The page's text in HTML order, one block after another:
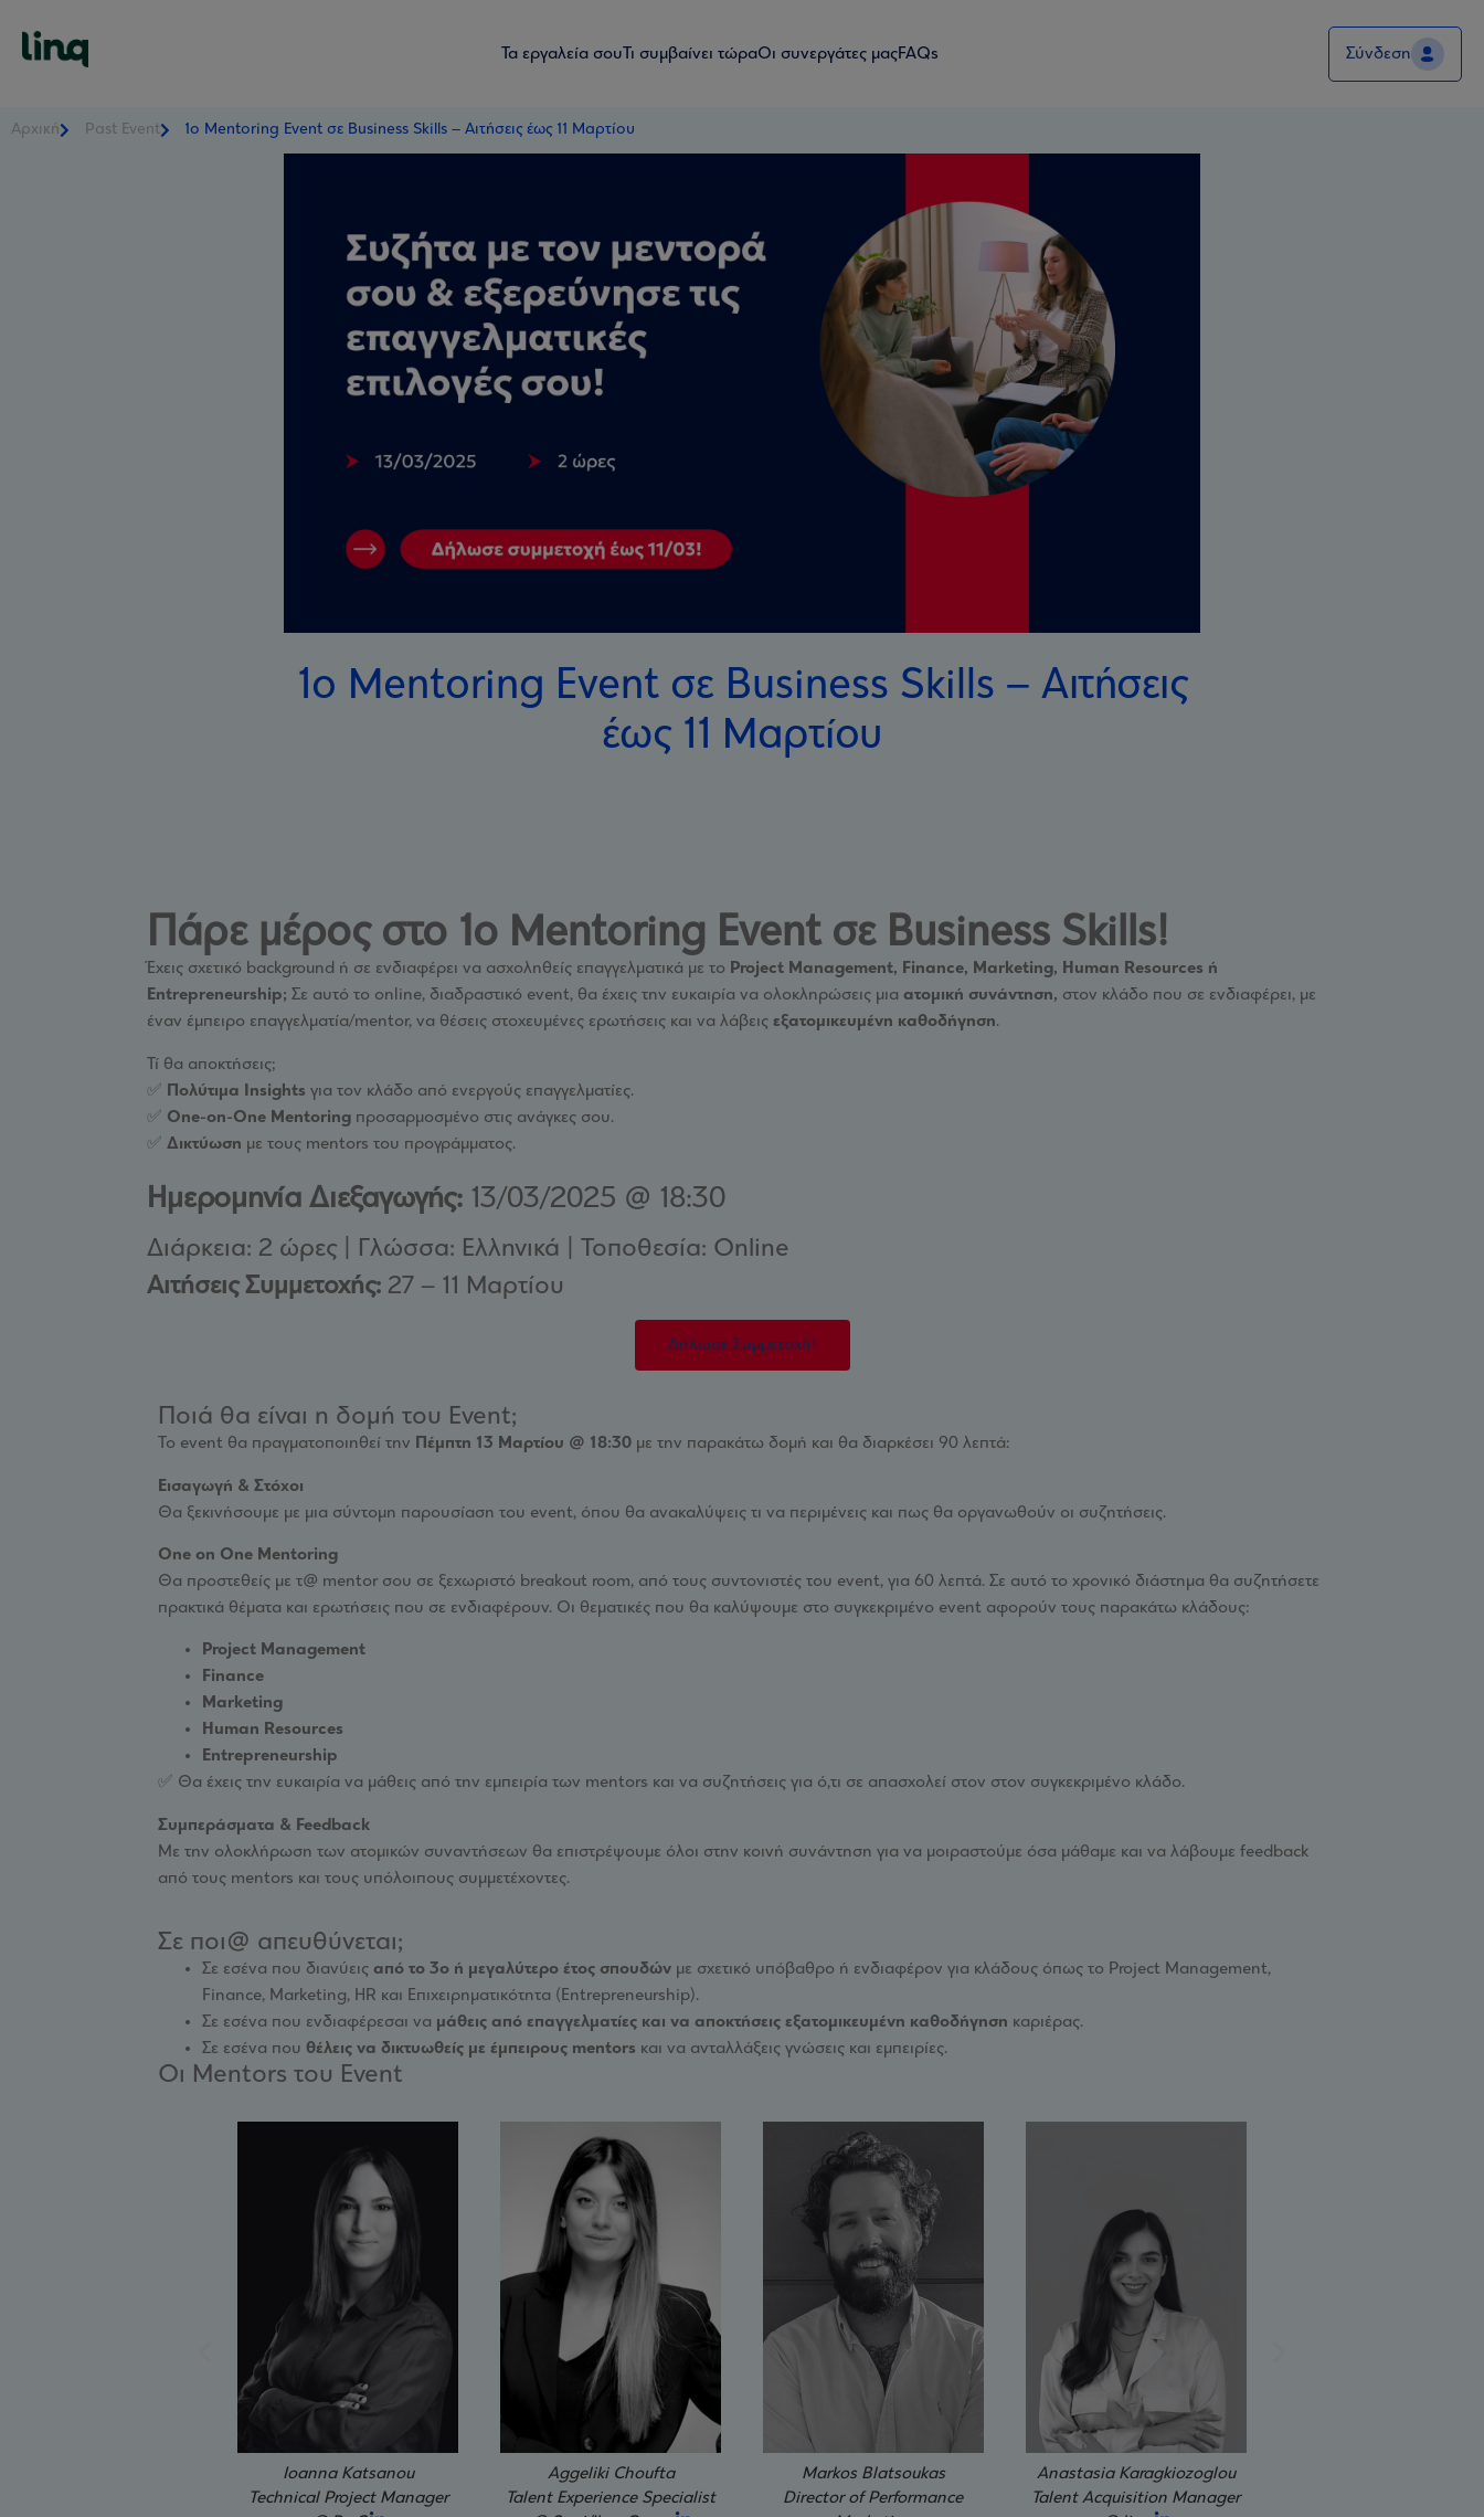
Τα εργαλεία σουΤι συμβαίνει τώραΟι συνεργάτες μαςFAQs Σύνδεση
Αρχική Past Event 1o Mentoring Event σε Business Skills – Αιτήσεις έως 11 Μαρτίου
1o Mentoring Event σε Business Skills – Αιτήσεις
έως 11 Μαρτίου
Πάρε μέρος στο 1ο Mentoring Event σε Business Skills!
Έχεις σχετικό background ή σε ενδιαφέρει να ασχοληθείς επαγγελματικά με το Project Management, Finance, Marketing, Human Resources ή
Entrepreneurship; Σε αυτό το online, διαδραστικό event, θα έχεις την ευκαιρία να ολοκληρώσεις μια ατομική συνάντηση, στον κλάδο που σε ενδιαφέρει, με
έναν έμπειρο επαγγελματία/mentor, να θέσεις στοχευμένες ερωτήσεις και να λάβεις εξατομικευμένη καθοδήγηση.
Τί θα αποκτήσεις;
✅ Πολύτιμα Insights για τον κλάδο από ενεργούς επαγγελματίες.
✅ One-on-One Μentoring προσαρμοσμένο στις ανάγκες σου.
✅ Δικτύωση με τους mentors του προγράμματος.
Ημερομηνία Διεξαγωγής: 13/03/2025 @ 18:30
Διάρκεια: 2 ώρες | Γλώσσα: Ελληνικά | Τοποθεσία: Online
Αιτήσεις Συμμετοχής: 27 – 11 Μαρτίου
Δήλωσε Συμμετοχή!
Ποιά θα είναι η δομή του Event;
Το event θα πραγματοποιηθεί την Πέμπτη 13 Μαρτίου @ 18:30 με την παρακάτω δομή και θα διαρκέσει 90 λεπτά:
Εισαγωγή & Στόχοι
Θα ξεκινήσουμε με μια σύντομη παρουσίαση του event, όπου θα ανακαλύψεις τι να περιμένεις και πως θα οργανωθούν οι συζητήσεις.
One on One Mentoring
Θα προστεθείς με τ@ mentor σου σε ξεχωριστό breakout room, από τους συντονιστές του event, για 60 λεπτά. Σε αυτό το χρονικό διάστημα θα συζητήσετε
πρακτικά θέματα και ερωτήσεις που σε ενδιαφέρουν. Οι θεματικές που θα καλύψουμε στο συγκεκριμένο event αφορούν τους παρακάτω κλάδους:
Project Management
Finance
Marketing
Human Resources
Entrepreneurship
✅ Θα έχεις την ευκαιρία να μάθεις από την εμπειρία των mentors και να συζητήσεις για ό,τι σε απασχολεί στον στον συγκεκριμένο κλάδο.
Συμπεράσματα & Feedback
Με την ολοκλήρωση των ατομικών συναντήσεων θα επιστρέψουμε όλοι στην κοινή συνάντηση για να μοιραστούμε όσα μάθαμε και να λάβουμε feedback
από τους mentors και τους υπόλοιπους συμμετέχοντες.
Σε ποι@ απευθύνεται;
Σε εσένα που διανύεις από το 3ο ή μεγαλύτερο έτος σπουδών με σχετικό υπόβαθρο ή ενδιαφέρον για κλάδους όπως το Project Management,
Finance, Marketing, HR και Επιχειρηματικότητα (Entrepreneurship).
Σε εσένα που ενδιαφέρεσαι να μάθεις από επαγγελματίες και να αποκτήσεις εξατομικευμένη καθοδήγηση καριέρας.
Σε εσένα που θέλεις να δικτυωθείς με έμπειρους mentors και να ανταλλάξεις γνώσεις και εμπειρίες.
Οι Mentors του Event
Aggeliki Choufta
Talent Experience Specialist
Markos Blatsoukas
Director of Performance
Anastasia Karagkiozoglou
Talent Acquisition Manager
Magki Kontou